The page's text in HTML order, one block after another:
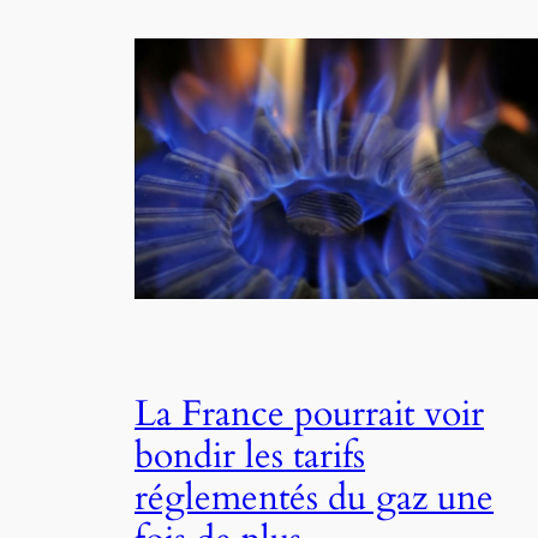
La France pourrait voir
bondir les tarifs
réglementés du gaz une